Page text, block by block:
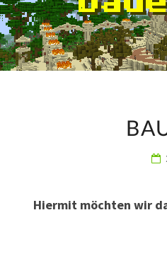
Hiermit möchten wir